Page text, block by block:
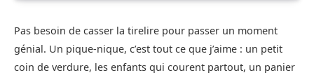
Pas besoin de casser la tirelire pour passer un moment
génial. Un pique-nique, c’est tout ce que j’aime : un petit
coin de verdure, les enfants qui courent partout, un panier